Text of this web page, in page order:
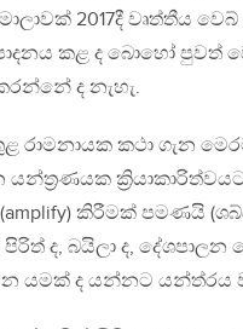
2017දී වෘත්තීය
කළ ද බොහෝ පුවත්
ද නැහැ.
රාමනායක කථා ගැන
යන්ත්‍රණයක
කිරීමක් පමණයි
ද, බයිලා ද, දේශපාලන
යමක් ද යන්නට යන්ත්රය